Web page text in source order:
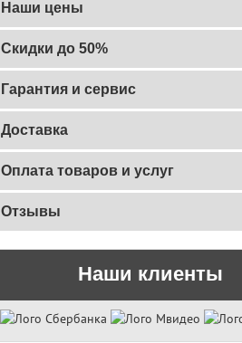
Наши цены
Скидки до 50%
Гарантия и сервис
Доставка
Оплата товаров и услуг
Отзывы
Наши клиенты